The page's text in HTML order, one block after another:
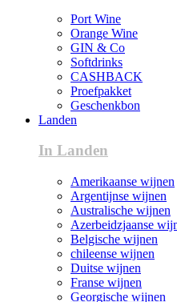
Port Wine
Orange Wine
GIN & Co
Softdrinks
CASHBACK
Proefpakket
Geschenkbon
Landen
In Landen
Amerikaanse wijnen
Argentijnse wijnen
Australische wijnen
Azerbeidzjaanse
Belgische wijnen
chileense wijnen
Duitse wijnen
Franse wijnen
Georgische wijnen